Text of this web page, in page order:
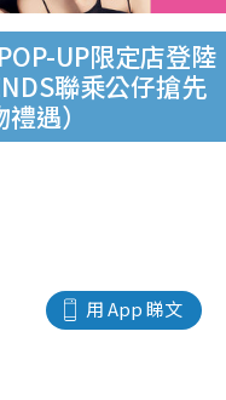
UP限定店登陸
聯乘公仔搶先
遇）
用 App 睇文